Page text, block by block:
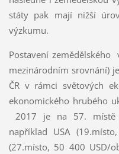
státy pak mají nižší
výzkumu.
Postavení zemědělského
mezinárodním srovnání)
ČR v rámci světových
ekonomického hrubého
2017 je na 57. místě
například USA
(27.místo, 50 400 USD/